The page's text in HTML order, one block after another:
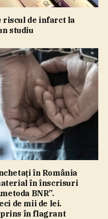
riscul de infarct la
studiu
în România
în înscrisuri
BNR”.
de mii de lei.
în flagrant